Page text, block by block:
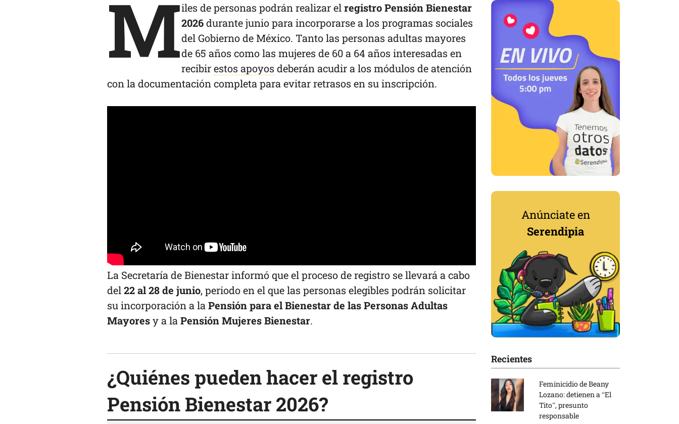
Miles de personas podrán realizar elregistro Pensión Bienestar
2026durante junio para incorporarse a los programas sociales
del Gobierno de México. Tanto las personas adultas mayores
de 65 años como las mujeres de 60 a 64 años interesadas en
recibirestos apoyos deberán acudir a los módulos de atención
con la documentación completa para evitar retrasos en su inscripción.
La Secretaría de Bienestar informó que el proceso de registro se llevará a cabo
del22 al 28 de junio, periodo en el que las personas elegibles podrán solicitar
su incorporación a laPensión para el Bienestar de las Personas Adultas
Mayoresy a laPensión Mujeres Bienestar.
¿Quiénes pueden hacer el registro
Pensión Bienestar 2026?
Anúnciate en
Serendipia
Recientes
Feminicidio de Beany
Lozano: detienen a “El
Tito”, presunto
responsable